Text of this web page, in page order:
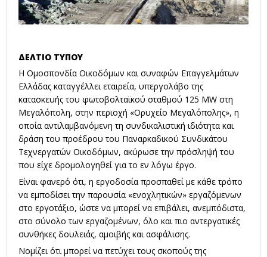
ΔΕΛΤΙΟ ΤΥΠΟΥ
Η Ομοσπονδία Οικοδόμων και συναφών Επαγγελμάτων
Ελλάδας καταγγέλλει εταιρεία, υπεργολάβο της
κατασκευής του φωτοβολταϊκού σταθμού 125 MW στη
Μεγαλόπολη, στην περιοχή «Ορυχείο Μεγαλόπολης», η
οποία αντιλαμβανόμενη τη συνδικαλιστική ιδιότητα και
δράση του προέδρου του Παναρκαδικού Συνδικάτου
Τεχνεργατών Οικοδόμων, ακύρωσε την πρόσληψή του
που είχε δρομολογηθεί για το εν λόγω έργο.
Είναι φανερό ότι, η εργοδοσία προσπαθεί με κάθε τρόπο
να εμποδίσει την παρουσία «ενοχλητικών» εργαζόμενων
στο εργοτάξιο, ώστε να μπορεί να επιβάλει, ανεμπόδιστα,
στο σύνολο των εργαζομένων, όλο και πιο αντεργατικές
συνθήκες δουλειάς, αμοιβής και ασφάλισης.
Νομίζει ότι μπορεί να πετύχει τους σκοπούς της